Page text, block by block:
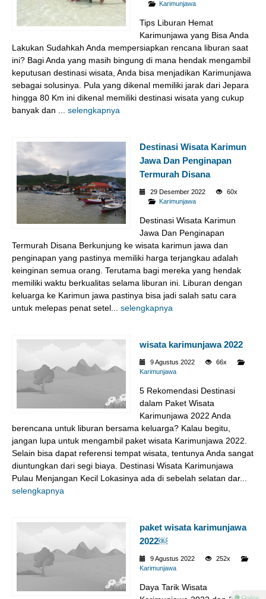
Karimunjawa
Tips Liburan Hemat
Karimunjawa yang Bisa Anda
Lakukan Sudahkah Anda mempersiapkan rencana liburan saat
ini? Bagi Anda yang masih bingung di mana hendak mengambil
keputusan destinasi wisata, Anda bisa menjadikan Karimunjawa
sebagai solusinya. Pula yang dikenal memiliki jarak dari Jepara
hingga 80 Km ini dikenal memiliki destinasi wisata yang cukup
banyak dan ... selengkapnya
Destinasi Wisata Karimun
Jawa Dan Penginapan
Termurah Disana
29 Desember 2022
60x
Karimunjawa
Destinasi Wisata Karimun
Jawa Dan Penginapan
Termurah Disana Berkunjung ke wisata karimun jawa dan
penginapan yang pastinya memiliki harga terjangkau adalah
keinginan semua orang. Terutama bagi mereka yang hendak
memiliki waktu berkualitas selama liburan ini. Liburan dengan
keluarga ke Karimun jawa pastinya bisa jadi salah satu cara
untuk melepas penat setel... selengkapnya
wisata karimunjawa 2022
9 Agustus 2022
66x
Karimunjawa
5 Rekomendasi Destinasi
dalam Paket Wisata
Karimunjawa 2022 Anda
berencana untuk liburan bersama keluarga? Kalau begitu,
jangan lupa untuk mengambil paket wisata Karimunjawa 2022.
Selain bisa dapat referensi tempat wisata, tentunya Anda sangat
diuntungkan dari segi biaya. Destinasi Wisata Karimunjawa
Pulau Menjangan Kecil Lokasinya ada di sebelah selatan dar...
selengkapnya
paket wisata karimunjawa
2022￼
9 Agustus 2022
252x
Karimunjawa
Daya Tarik Wisata
⚫ Online